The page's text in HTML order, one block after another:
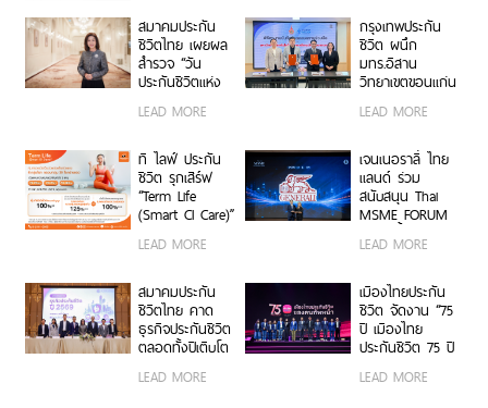
เดือน 6 คัน” ลุ้น
รับของรางวัล
มูลค่ารวมกว่า 7
ล้านบาท
สมาคมประกัน
ชีวิตไทย เผยผล
สำรวจ “วัน
ประกันชีวิตแห่ง
ชาติ ครั้งที่ 25”
ชี้คนไทยยังให้
การออมและการ
บริหารความเสี่ยง
“ประกันออม
ทรัพย์ครองความ
นิยม ขณะที่
ประกันสุขภาพยัง
สำคัญ สื่อดิจิทัล
ขึ้นแท่นช่องทาง
หลักเข้าถึง
ประชาชน”
LEAD MORE
กรุงเทพประกัน
ชีวิต ผนึก
มทร.อีสาน
วิทยาเขตขอนแก่น
พัฒนาบุคลากร
คุณภาพสู่ธุรกิจ
LEAD MORE
ที ไลฟ์ ประกัน
ชีวิต รุกเสิร์ฟ
“Term Life
(Smart CI Care)”
ประกันคุ้มครอง
ชีวิตและโรคร้าย
ครอบคลุม 30
โรคร้ายแรง ผ่าน
ช่องทางออนไลน์
เน้นซื้อง่าย
โจทย์ผู้บริโภคยุค
LEAD MORE
เจนเนอราลี่ ไทย
แลนด์ ร่วม
สนับสนุน Thai
MSME FORUM
2026 ย้ำความมุ่ง
มั่น เสริมสร้าง
ประกอบการ
วิสาหกิจขนาด
กลางและขนาด
ย่อม (MSME)
LEAD MORE
สมาคมประกัน
ชีวิตไทย คาด
ธุรกิจประกันชีวิต
ตลอดทั้งปีเติบโต
ประมาณ 2.5-
3.5% คิดเป็นเบี้ย
LEAD MORE
เมืองไทยประกัน
ชีวิต จัดงาน “75
ปี เมืองไทย
ประกันชีวิต 75 ปี
ของคนทัพหน้า”
ปลุกสุดยอดพลัง
LEAD MORE